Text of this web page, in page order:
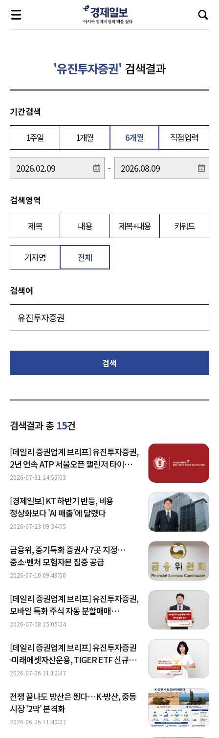
'유진투자증권' 검색결과
기간검색
1주일 1개월 6개월 직접입력
-
검색영역
제목 내용 제목+내용 키워드
기자명 전체
검색어
검색
검색결과 총 15건
[데일리 증권업계 브리프] 유진투자증권,
2년 연속 ATP 서울오픈 챌린저 타이틀
스폰서 참여 外
2026-07-31 14:53:03
[경제일보] KT 하반기 반등, 비용
정상화보다 'AI 매출'에 달렸다
2026-07-23 09:34:05
금융위, 중기특화 증권사 7곳 지정…
중소·벤처 모험자본 집중 공급
2026-07-10 09:49:00
[데일리 증권업계 브리프] 유진투자증권,
모바일 특화 주식 자동 분할매매
'매직스플릿' 출시 外
2026-07-08 15:05:24
[데일리 증권업계 브리프] 유진투자증권
·미래에셋자산운용, TIGER ETF 신규
거래 행사 개최 外
2026-07-06 11:12:47
전쟁 끝나도 방산은 뛴다…K-방산, 중동
시장 '2막' 본격화
2026-06-26 11:40:07